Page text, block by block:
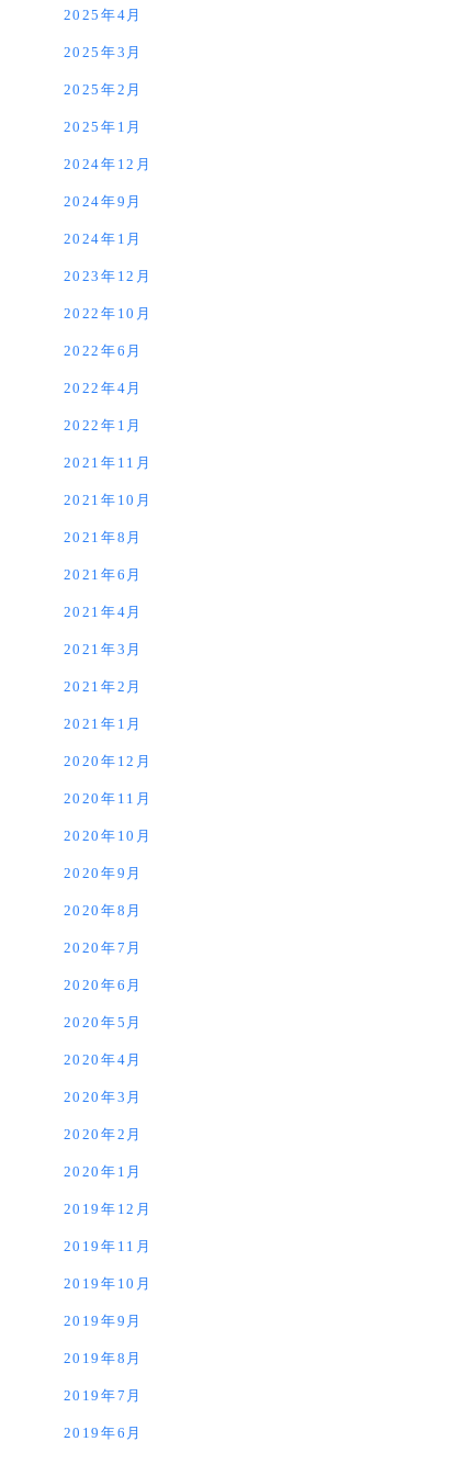
2025年4月
2025年3月
2025年2月
2025年1月
2024年12月
2024年9月
2024年1月
2023年12月
2022年10月
2022年6月
2022年4月
2022年1月
2021年11月
2021年10月
2021年8月
2021年6月
2021年4月
2021年3月
2021年2月
2021年1月
2020年12月
2020年11月
2020年10月
2020年9月
2020年8月
2020年7月
2020年6月
2020年5月
2020年4月
2020年3月
2020年2月
2020年1月
2019年12月
2019年11月
2019年10月
2019年9月
2019年8月
2019年7月
2019年6月